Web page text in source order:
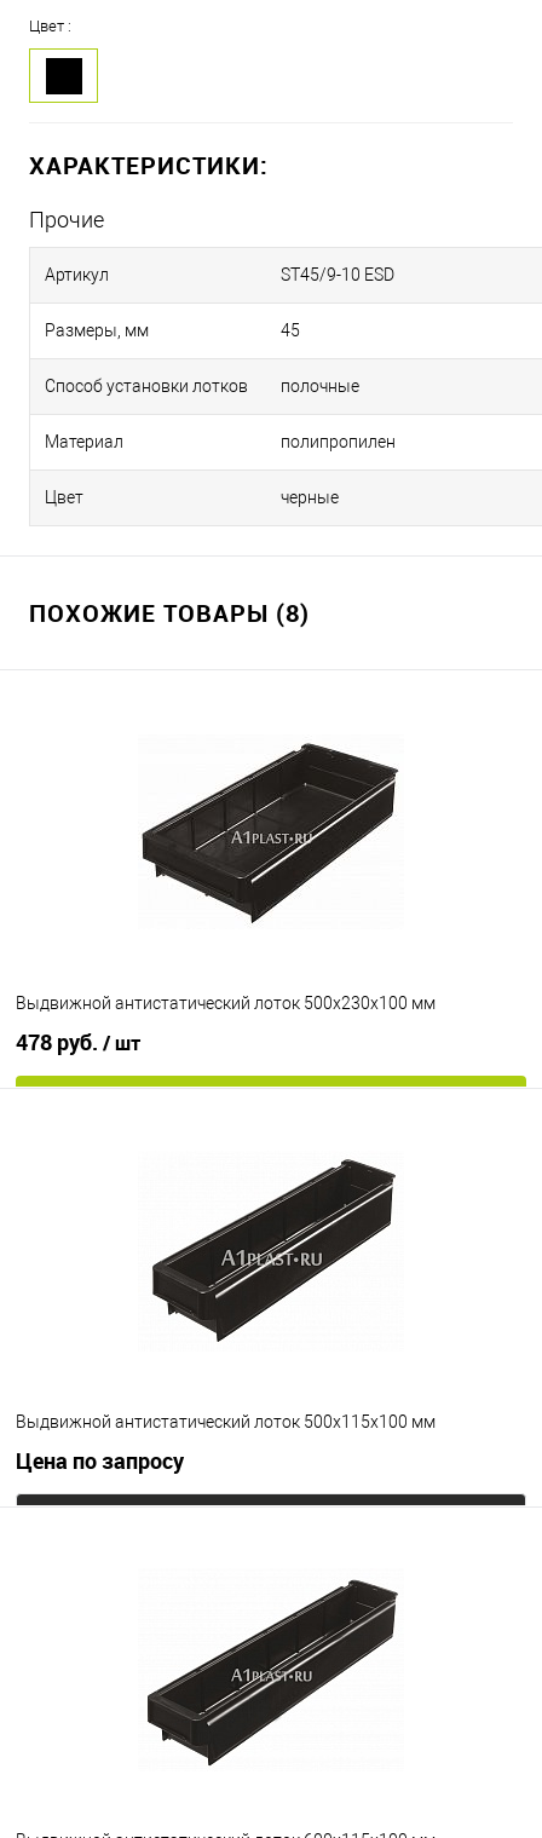
Цвет :
ХАРАКТЕРИСТИКИ:
Прочие
Артикул ST45/9-10 ESD
Размеры, мм 45
Способ установки лотков полочные
Материал полипропилен
Цвет черные
ПОХОЖИЕ ТОВАРЫ (8)
Выдвижной антистатический лоток 500х230х100 мм
478 руб. / шт
В наличии
Выдвижной антистатический лоток 500х115х100 мм
Цена по запросу
Под заказ